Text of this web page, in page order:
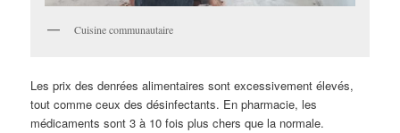
Cuisine communautaire
Les prix des denrées alimentaires sont excessivement élevés,
tout comme ceux des désinfectants. En pharmacie, les
médicaments sont 3 à 10 fois plus chers que la normale.